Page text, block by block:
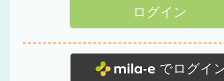
でログイ